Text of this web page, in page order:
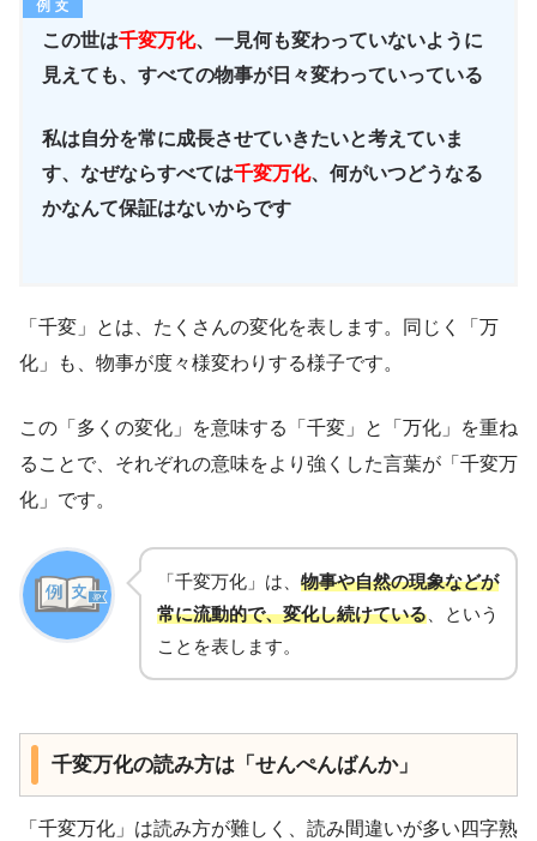
この世は千変万化、一見何も変わっていないように
見えても、すべての物事が日々変わっていっている
私は自分を常に成長させていきたいと考えていま
す、なぜならすべては千変万化、何がいつどうなる
かなんて保証はないからです
「千変」とは、たくさんの変化を表します。同じく「万
化」も、物事が度々様変わりする様子です。
この「多くの変化」を意味する「千変」と「万化」を重ね
ることで、それぞれの意味をより強くした言葉が「千変万
化」です。
「千変万化」は、 物事や自然の現象などが
常に流動的で、変化し続けている 、という
ことを表します。
千変万化の読み方は「せんぺんばんか」
「千変万化」は読み方が難しく、読み間違いが多い四字熟